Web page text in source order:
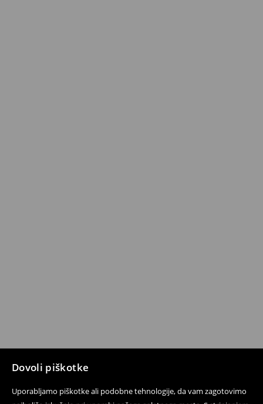
Dovoli piškotke
Uporabljamo piškotke ali podobne tehnologije, da vam zagotovimo